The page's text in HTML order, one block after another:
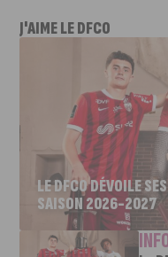
J'AIME LE DFCO
LE DFCO DÉVOILE
SAISON 2026-2027